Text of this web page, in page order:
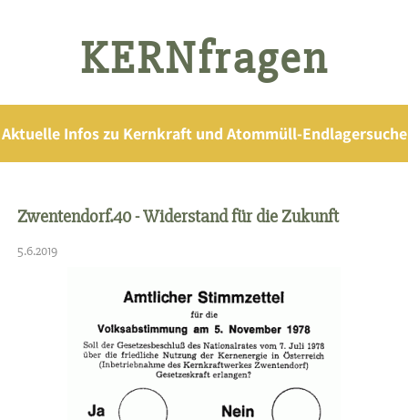
KERNfragen
Aktuelle Infos zu Kernkraft und Atommüll-Endlagersuche
Zwentendorf.40 - Widerstand für die Zukunft
5.6.2019